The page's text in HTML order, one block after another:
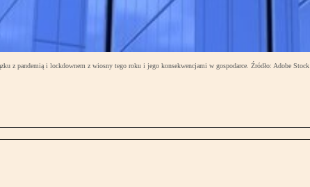
z pandemią i lockdownem z wiosny tego roku i jego konsekwencjami w gospodarce. Źródło: Adobe Stock